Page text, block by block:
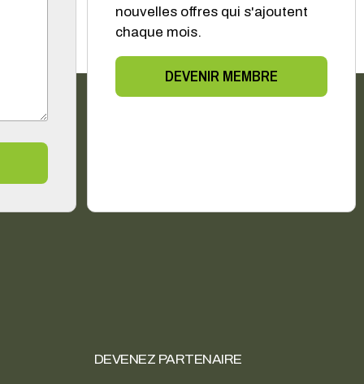
nouvelles offres qui s'ajoutent
chaque mois.
DEVENIR MEMBRE
DEVENEZ PARTENAIRE